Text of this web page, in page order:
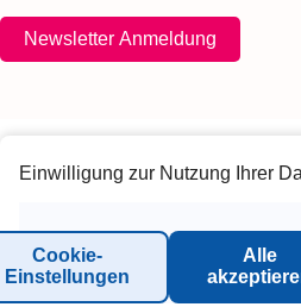
Newsletter Anmeldung
© 2026 Inter-Connect
Einwilligung zur Nutzung Ihrer
Cookie-
Einstellungen
Alle